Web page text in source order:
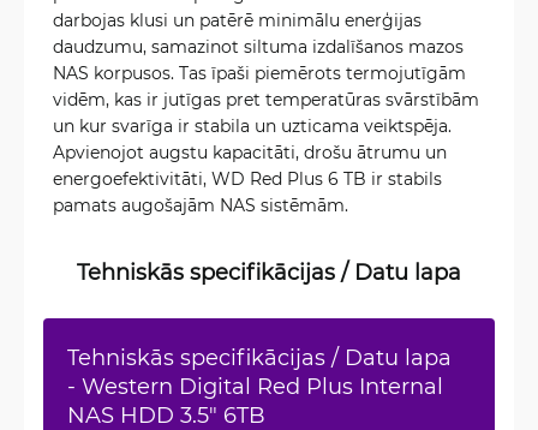
darbojas klusi un patērē minimālu enerģijas
daudzumu, samazinot siltuma izdalīšanos mazos
NAS korpusos. Tas īpaši piemērots termojutīgām
vidēm, kas ir jutīgas pret temperatūras svārstībām
un kur svarīga ir stabila un uzticama veiktspēja.
Apvienojot augstu kapacitāti, drošu ātrumu un
energoefektivitāti, WD Red Plus 6 TB ir stabils
pamats augošajām NAS sistēmām.
Tehniskās specifikācijas / Datu lapa
Tehniskās specifikācijas / Datu lapa
- Western Digital Red Plus Internal
NAS HDD 3.5" 6TB